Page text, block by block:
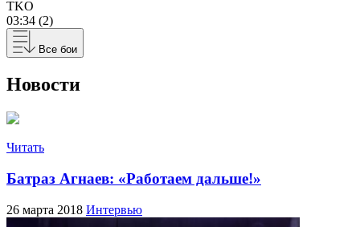
TKO
03:34 (2)
Все бои
Новости
Читать
Батраз Агнаев: «Работаем дальше!»
26 марта 2018 Интервью